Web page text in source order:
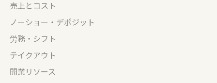
売上とコスト
ノーショー・デポジット
労務・シフト
テイクアウト
開業リソース